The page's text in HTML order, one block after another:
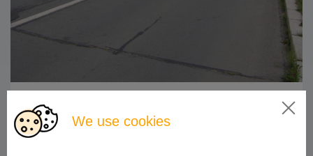
We use cookies
od 1 mesiaca